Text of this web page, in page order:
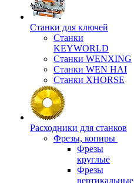
Станки для ключей
Станки
KEYWORLD
Станки WENXING
Станки WEN HAI
Станки XHORSE
Расходники для станков
Фрезы, копиры
Фрезы
круглые
Фрезы
вертикальные